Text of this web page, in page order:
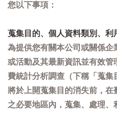
您以下事項：
蒐集目的、個人資料類別、
為提供您有關本公司或關係
或活動及其最新資訊並有效
費統計分析調查（下稱「蒐
將於上開蒐集目的消失前，
之必要地區內，蒐集、處理